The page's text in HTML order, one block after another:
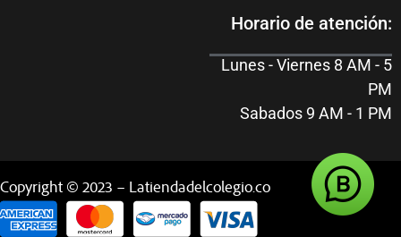
Horario de atención:
Lunes - Viernes 8 AM - 5
PM
Sabados 9 AM - 1 PM
Copyright © 2023 – Latiendadelcolegio.co